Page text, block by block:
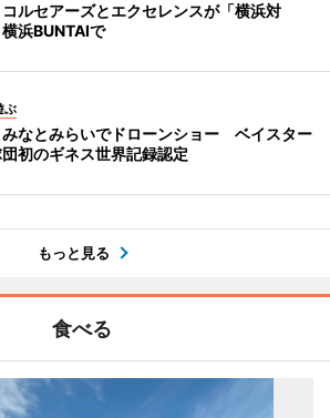
コルセアーズとエクセレンスが「横浜対
浜BUNTAIで
ぶ
なとみらいでドローンショー ベイスター
初のギネス世界記録認定
もっと見る
食べる